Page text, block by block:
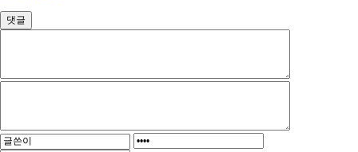
댓글